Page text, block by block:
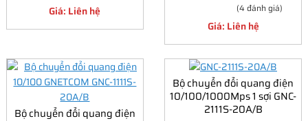
Giá: Liên hệ (4 đánh giá)
Giá: Liên hệ
Bộ chuyển đổi quang điện
Bộ chuyển đổi quang điện
10/100/1000Mps 1 sợi GNC-
2111S-20A/B